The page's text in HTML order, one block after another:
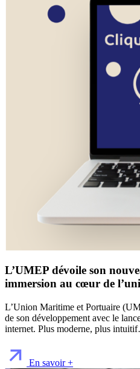
L’UMEP dévoile son
immersion au cœur de
L’Union Maritime et Portuaire
de son développement avec le
internet. Plus moderne, plus
En savoir +